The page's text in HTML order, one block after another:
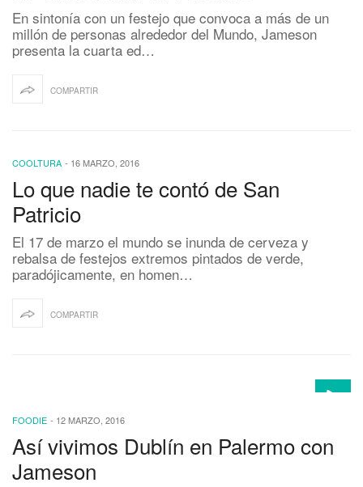
En sintonía con un festejo que convoca a más de un
millón de personas alrededor del Mundo, Jameson
presenta la cuarta ed…
COMPARTIR
COOLTURA - 16 MARZO, 2016
Lo que nadie te contó de San
Patricio
El 17 de marzo el mundo se inunda de cerveza y
rebalsa de festejos extremos pintados de verde,
paradójicamente, en homen…
COMPARTIR
FOODIE - 12 MARZO, 2016
Así vivimos Dublín en Palermo con
Jameson